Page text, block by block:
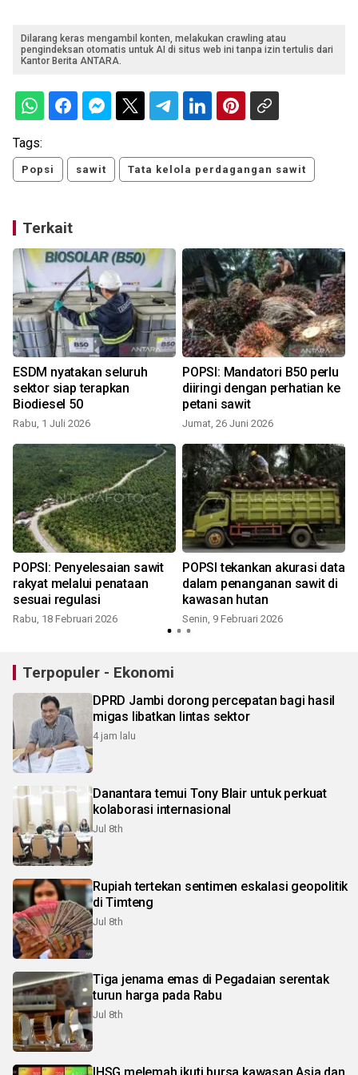
Dilarang keras mengambil konten, melakukan crawling atau
pengindeksan otomatis untuk AI di situs web ini tanpa izin tertulis dari
Kantor Berita ANTARA.
Tags:
Popsi sawit Tata kelola perdagangan sawit
Terkait
ESDM nyatakan seluruh
sektor siap terapkan
Biodiesel 50
Rabu, 1 Juli 2026
POPSI: Mandatori B50 perlu
diiringi dengan perhatian ke
petani sawit
Jumat, 26 Juni 2026
POPSI: Penyelesaian sawit
rakyat melalui penataan
sesuai regulasi
Rabu, 18 Februari 2026
POPSI tekankan akurasi data
dalam penanganan sawit di
kawasan hutan
Senin, 9 Februari 2026
Terpopuler - Ekonomi
DPRD Jambi dorong percepatan bagi hasil
migas libatkan lintas sektor
4 jam lalu
Danantara temui Tony Blair untuk perkuat
kolaborasi internasional
Jul 8th
Rupiah tertekan sentimen eskalasi geopolitik
di Timteng
Jul 8th
Tiga jenama emas di Pegadaian serentak
turun harga pada Rabu
Jul 8th